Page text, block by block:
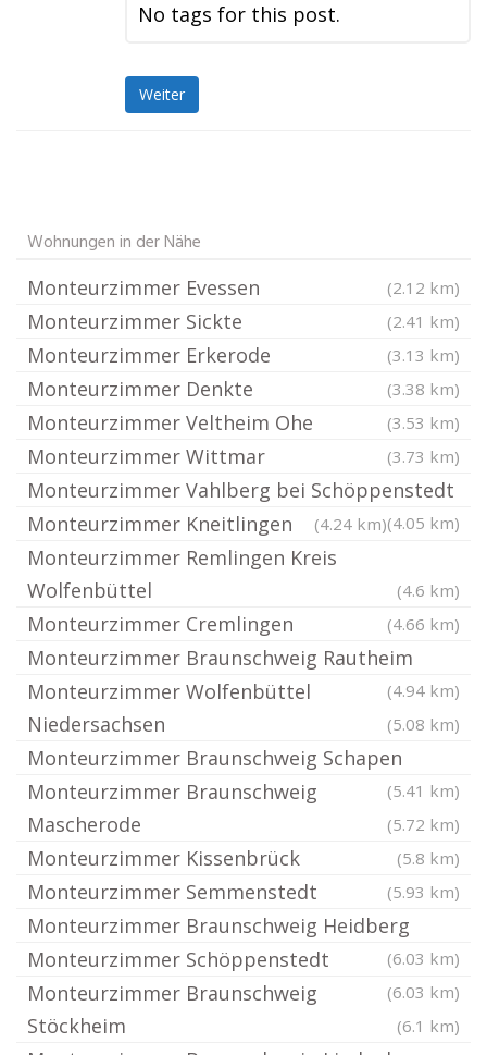
No tags for this post.
Weiter
Wohnungen in der Nähe
Monteurzimmer Evessen (2.12 km)
Monteurzimmer Sickte (2.41 km)
Monteurzimmer Erkerode (3.13 km)
Monteurzimmer Denkte (3.38 km)
Monteurzimmer Veltheim Ohe (3.53 km)
Monteurzimmer Wittmar (3.73 km)
Monteurzimmer Vahlberg bei Schöppenstedt
(4.05 km)
Monteurzimmer Kneitlingen (4.24 km)
Monteurzimmer Remlingen Kreis
Wolfenbüttel
(4.6 km)
Monteurzimmer Cremlingen (4.66 km)
Monteurzimmer Braunschweig Rautheim
(4.94 km)
Monteurzimmer Wolfenbüttel
Niedersachsen
(5.08 km)
Monteurzimmer Braunschweig Schapen
(5.41 km)
Monteurzimmer Braunschweig
Mascherode
(5.72 km)
Monteurzimmer Kissenbrück (5.8 km)
Monteurzimmer Semmenstedt (5.93 km)
Monteurzimmer Braunschweig Heidberg
(6.03 km)
Monteurzimmer Schöppenstedt
(6.03 km)
Monteurzimmer Braunschweig
Stöckheim
(6.1 km)